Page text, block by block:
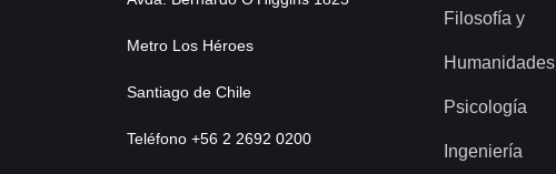
Metro Los Héroes
Santiago de Chile
Teléfono +56 2 2692 0200
Filosofía y
Humanidades
Psicología
Ingeniería